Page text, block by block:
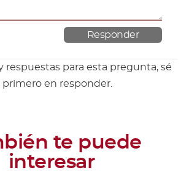
respuestas para esta pregunta, sé
primero en responder.